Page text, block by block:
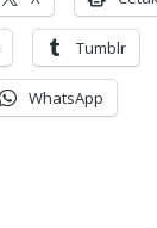
Tumblr
WhatsApp